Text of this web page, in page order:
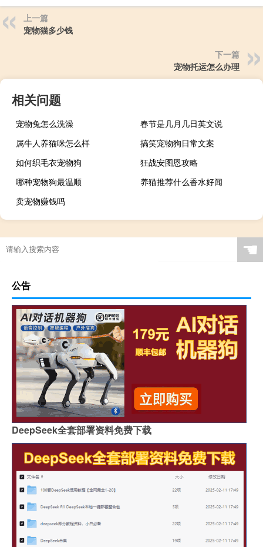
上一篇
宠物猫多少钱
下一篇
宠物托运怎么办理
相关问题
宠物兔怎么洗澡
春节是几月几日英文说
属牛人养猫咪怎么样
搞笑宠物狗日常文案
如何织毛衣宠物狗
狂战安图恩攻略
哪种宠物狗最温顺
养猫推荐什么香水好闻
卖宠物赚钱吗
☚
公告
DeepSeek全套部署资料免费下载